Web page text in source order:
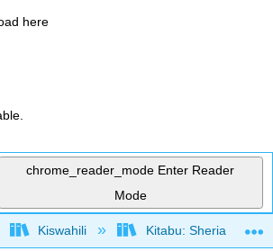
here
chrome_reader_mode Enter Reader
Mode
global hierarchy
Kiswahili Kitabu: Sheria ya